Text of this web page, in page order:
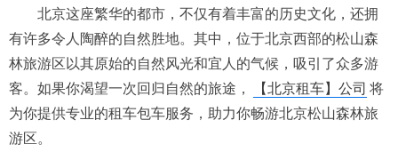
北京这座繁华的都市，不仅有着丰富的历史文化，还拥
有许多令人陶醉的自然胜地。其中，位于北京西部的松山森
林旅游区以其原始的自然风光和宜人的气候，吸引了众多游
客。如果你渴望一次回归自然的旅途，
【北京租车】公司 将
为你提供专业的租车包车服务，助力你畅游北京松山森林旅
游区。